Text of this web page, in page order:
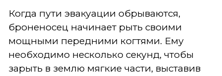
Когда пути эвакуации обрываются,
броненосец начинает рыть своими
мощными передними когтями. Ему
необходимо несколько секунд, чтобы
зарыть в землю мягкие части, выставив